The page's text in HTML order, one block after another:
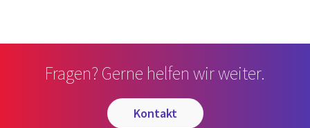
Fragen? Gerne helfen wir weiter.
kontakt